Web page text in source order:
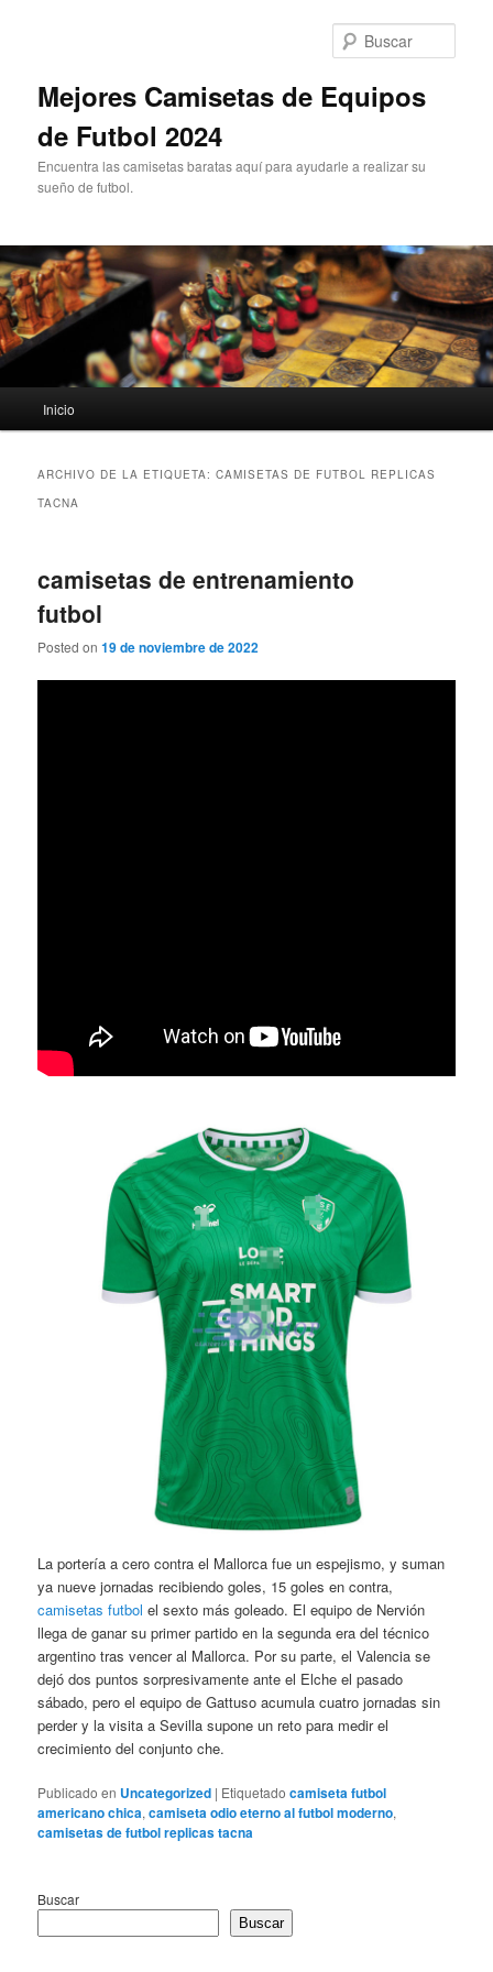
Mejores Camisetas de Equipos
de Futbol 2024
Encuentra las camisetas baratas aquí para ayudarle a realizar su
sueño de futbol.
principal
Inicio
ARCHIVO DE LA ETIQUETA:CAMISETAS DE FUTBOL REPLICAS
TACNA
camisetas de entrenamiento
futbol
Posted on19 de noviembre de 2022
La portería a cero contra el Mallorca fue un espejismo, y suman
ya nueve jornadas recibiendo goles, 15 goles en contra,
camisetas futbol el sexto más goleado. El equipo de Nervión
llega de ganar su primer partido en la segunda era del técnico
argentino tras vencer al Mallorca. Por su parte, el Valencia se
dejó dos puntos sorpresivamente ante el Elche el pasado
sábado, pero el equipo de Gattuso acumula cuatro jornadas sin
perder y la visita a Sevilla supone un reto para medir el
crecimiento del conjunto che.
Publicado en Uncategorized | Etiquetado camiseta futbol
americano chica,camiseta odio eterno al futbol moderno,
camisetas de futbol replicas tacna
Buscar
Buscar